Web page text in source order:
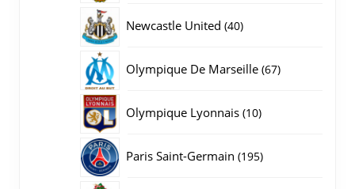
Newcastle United 4040
Olympique De Marseille 6767
Olympique Lyonnais 1010
Paris Saint-Germain 195195